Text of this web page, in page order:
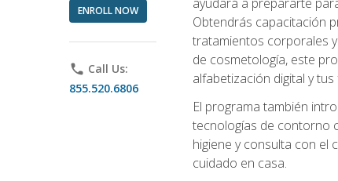
ENROLL NOW
phone Call Us:
855.520.6806
Obtendrás capacitación
tratamientos corporales
de cosmetología, este
alfabetización digital y
El programa también
tecnologías de contorno
higiene y consulta con el
cuidado en casa.